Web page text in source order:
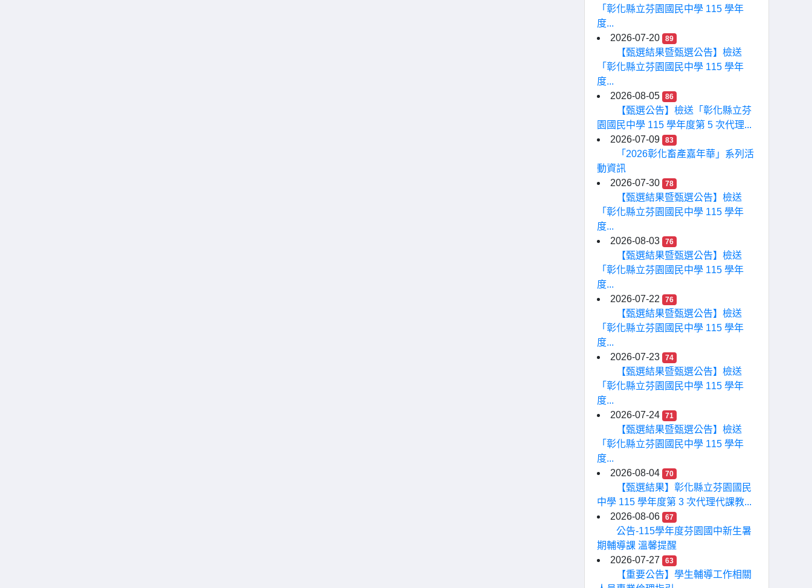
「彰化縣立芬園國民中學 115 學年
度...
2026-07-20
89
【甄選結果暨甄選公告】檢送
「彰化縣立芬園國民中學 115 學年
度...
2026-08-05
86
【甄選公告】檢送「彰化縣立芬
園國民中學 115 學年度第 5 次代理...
2026-07-09
83
「2026彰化畜產嘉年華」系列活
動資訊
2026-07-30
78
【甄選結果暨甄選公告】檢送
「彰化縣立芬園國民中學 115 學年
度...
2026-08-03
76
【甄選結果暨甄選公告】檢送
「彰化縣立芬園國民中學 115 學年
度...
2026-07-22
76
【甄選結果暨甄選公告】檢送
「彰化縣立芬園國民中學 115 學年
度...
2026-07-23
74
【甄選結果暨甄選公告】檢送
「彰化縣立芬園國民中學 115 學年
度...
2026-07-24
71
【甄選結果暨甄選公告】檢送
「彰化縣立芬園國民中學 115 學年
度...
2026-08-04
70
【甄選結果】彰化縣立芬園國民
中學 115 學年度第 3 次代理代課教...
2026-08-06
67
公告-115學年度芬園國中新生暑
期輔導課 溫馨提醒
2026-07-27
63
【重要公告】學生輔導工作相關